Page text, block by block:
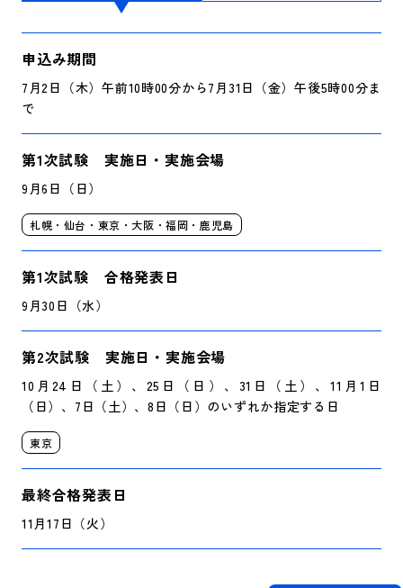
申込み期間
7月2日（木）午前10時00分から7月31日（金）午後5時00分ま
で
第1次試験 実施日・実施会場
9月6日（日）
札幌・仙台・東京・大阪・福岡・鹿児島
第1次試験 合格発表日
9月30日（水）
第2次試験 実施日・実施会場
10月24日（土）、25日（日）、31日（土）、11月1日
（日）、7日（土）、8日（日）のいずれか指定する日
東京
最終合格発表日
11月17日（火）